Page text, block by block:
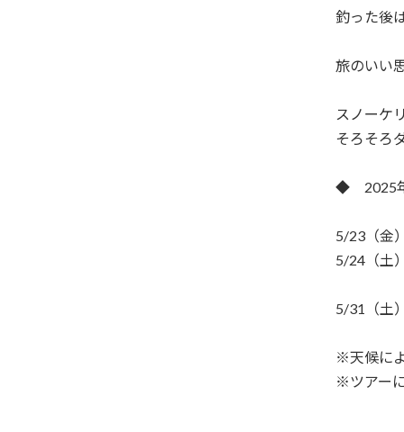
釣った後
旅のいい
スノーケ
そろそろ
◆ 2025
5/23（金
5/24（土
5/31（土
※天候に
※ツアー